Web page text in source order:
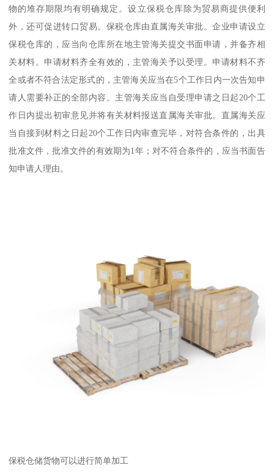
物的堆存期限均有明确规定。设立保税仓库除为贸易商提供便利
外，还可促进转口贸易。保税仓库由直属海关审批。企业申请设立
保税仓库的，应当向仓库所在地主管海关提交书面申请，并备齐相
关材料。申请材料齐全有效的，主管海关予以受理。申请材料不齐
全或者不符合法定形式的，主管海关应当在5个工作日内一次告知申
请人需要补正的全部内容。主管海关应当自受理申请之日起20个工
作日内提出初审意见并将有关材料报送直属海关审批。直属海关应
当自接到材料之日起20个工作日内审查完毕，对符合条件的，出具
批准文件，批准文件的有效期为1年；对不符合条件的，应当书面告
知申请人理由。
保税仓储货物可以进行简单加工